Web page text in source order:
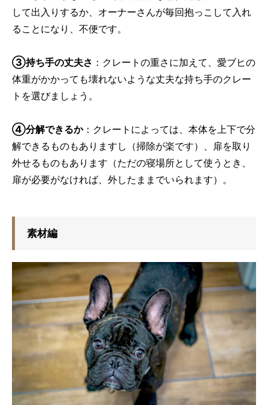
して出入りするか、オーナーさんが毎回抱っこして入れ
ることになり、不便です。
③持ち手の丈夫さ ：クレートの重さに加えて、愛ブヒの
体重がかかっても壊れないような丈夫な持ち手のクレー
トを選びましょう。
④分解できるか：クレートによっては、本体を上下で分
解できるものもありますし（掃除が楽です）、扉を取り
外せるものもあります（ただの寝場所として使うとき、
扉が必要がなければ、外したままでいられます）。
素材編